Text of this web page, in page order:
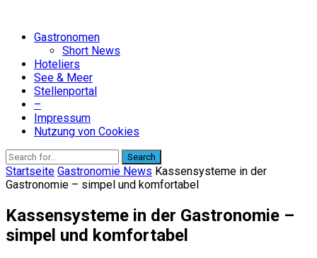
Gastronomen
Short News
Hoteliers
See & Meer
Stellenportal
–
Impressum
Nutzung von Cookies
Search
Startseite Gastronomie News Kassensysteme in der
Gastronomie – simpel und komfortabel
Kassensysteme in der Gastronomie –
simpel und komfortabel